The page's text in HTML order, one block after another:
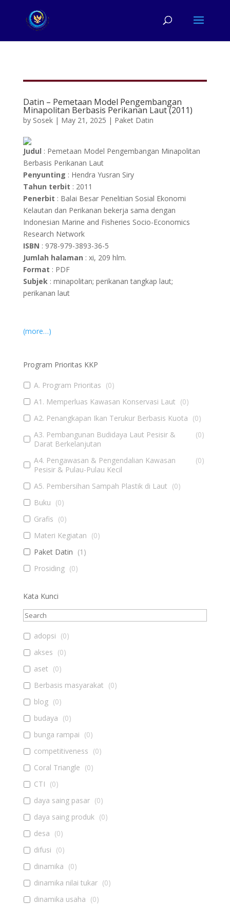
Datin – Pemetaan Model Pengembangan
Minapolitan Berbasis Perikanan Laut (2011)
by Sosek| May 21, 2025 | Paket Datin
Judul : Pemetaan Model Pengembangan Minapolitan
Berbasis Perikanan Laut
Penyunting : Hendra Yusran Siry
Tahun terbit : 2011
Penerbit : Balai Besar Penelitian Sosial Ekonomi
Kelautan dan Perikanan bekerja sama dengan
Indonesian Marine and Fisheries Socio-Economics
Research Network
ISBN : 978-979-3893-36-5
Jumlah halaman : xi, 209 hlm.
Format : PDF
Subjek: minapolitan; perikanan tangkap laut;
perikanan laut
(more…)
Program Prioritas KKP
A. Program Prioritas (0)
A1. Memperluas Kawasan Konservasi Laut (0)
A2. Penangkapan Ikan Terukur Berbasis Kuota (0)
A3. Pembangunan Budidaya Laut Pesisir &
Darat Berkelanjutan
(0)
A4. Pengawasan & Pengendalian Kawasan
Pesisir & Pulau-Pulau Kecil
(0)
A5. Pembersihan Sampah Plastik di Laut (0)
Buku (0)
Grafis (0)
Materi Kegiatan (0)
Paket Datin (1 )
Prosiding (0)
Kata Kunci
adopsi (0)
akses (0)
aset (0)
Berbasis masyarakat (0)
blog (0)
budaya (0)
bunga rampai (0)
competitiveness (0)
Coral Triangle (0)
CTI (0)
daya saing pasar (0)
daya saing produk (0)
desa (0)
difusi (0)
dinamika (0)
dinamika nilai tukar (0)
dinamika usaha (0)